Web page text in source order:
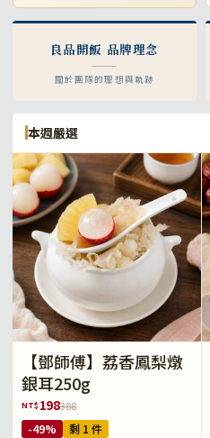
良品開飯 品牌理念
關於團隊的理想與軌跡
本週嚴選
【鄧師傅】荔香鳳梨燉
銀耳250g
NT$ 198388
-49% 剩 1 件